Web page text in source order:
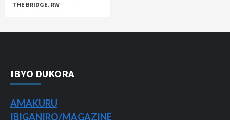
THE BRIDGE. RW
IBYO DUKORA
AMAKURU
IBIGANIRO/MAGAZINE